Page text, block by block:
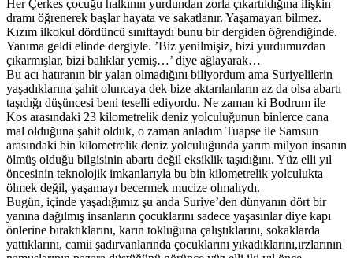
Her Çerkes çocuğu halkının yurdundan zorla çıkartıldığına ilişkin
dramı öğrenerek başlar hayata ve sakatlanır. Yaşamayan bilmez.
Kızım ilkokul dördüncü sınıftaydı bunu bir dergiden öğrendiğinde.
Yanıma geldi elinde dergiyle. ’Biz yenilmişiz, bizi yurdumuzdan
çıkarmışlar, bizi balıklar yemiş…’ diye ağlayarak…
Bu acı hatıranın bir yalan olmadığını biliyordum ama Suriyelilerin
yaşadıklarına şahit oluncaya dek bize aktarılanların az da olsa abartı
taşıdığı düşüncesi beni teselli ediyordu. Ne zaman ki Bodrum ile
Kos arasındaki 23 kilometrelik deniz yolculuğunun binlerce cana
mal olduğuna şahit olduk, o zaman anladım Tuapse ile Samsun
arasındaki bin kilometrelik deniz yolculuğunda yarım milyon insanın
ölmüş olduğu bilgisinin abartı değil eksiklik taşıdığını. Yüz elli yıl
öncesinin teknolojik imkanlarıyla bu bin kilometrelik yolculukta
ölmek değil, yaşamayı becermek mucize olmalıydı.
Bugün, içinde yaşadığımız şu anda Suriye’den dünyanın dört bir
yanına dağılmış insanların çocuklarını sadece yaşasınlar diye kapı
önlerine bıraktıklarını, karın tokluğuna çalıştıklarını, sokaklarda
yattıklarını, camii şadırvanlarında çocuklarını yıkadıklarını,ırzlarının